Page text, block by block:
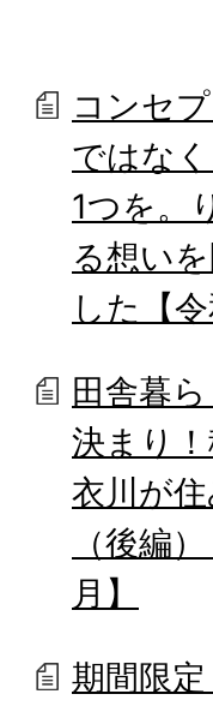
コンセ
ではな
1つを。
る想い
した【令
田舎暮
決まり
衣川が
（後編
月】
期間限